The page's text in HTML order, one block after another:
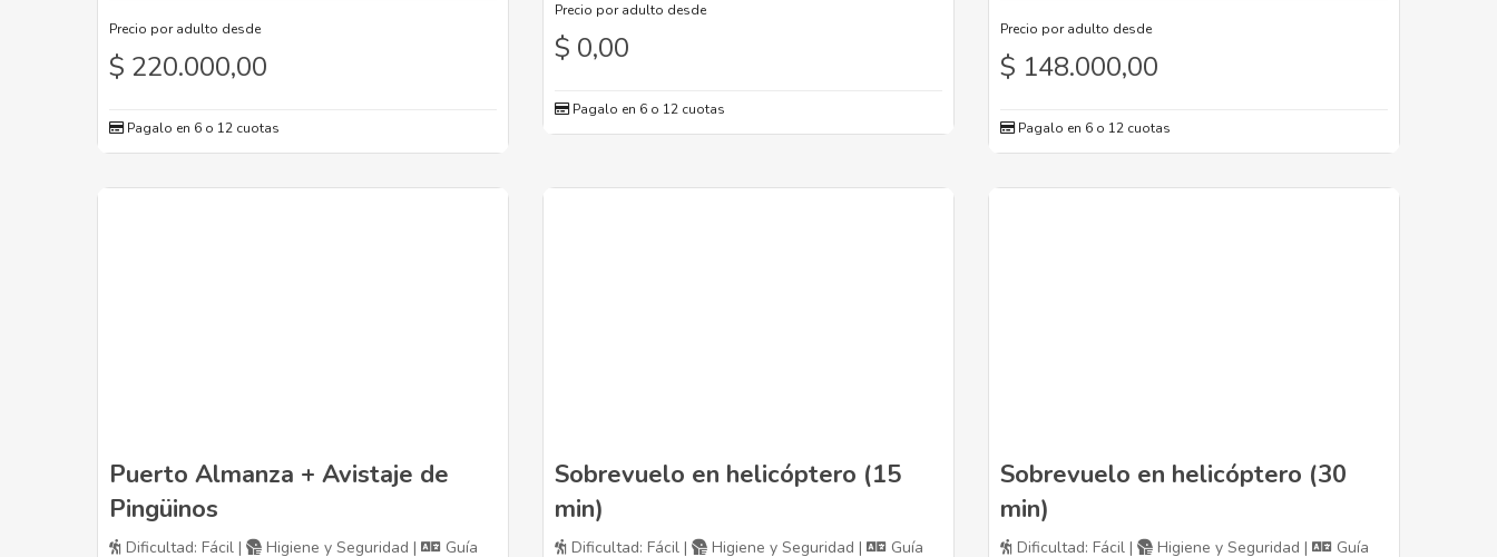
Precio por adulto desde
$ 220.000,00
Pagalo en 6 o 12 cuotas
Precio por adulto desde
$ 0,00
Pagalo en 6 o 12 cuotas
Precio por adulto desde
$ 148.000,00
Pagalo en 6 o 12 cuotas
Puerto Almanza + Avistaje de
Pingüinos
Dificultad: Fácil | Higiene y Seguridad | Guía
Sobrevuelo en helicóptero (15
min)
Dificultad: Fácil | Higiene y Seguridad | Guía
Sobrevuelo en helicóptero (30
min)
Dificultad: Fácil | Higiene y Seguridad | Guía